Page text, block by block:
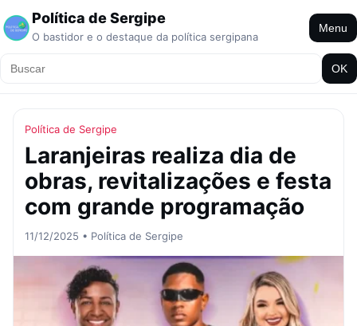
Política de Sergipe
O bastidor e o destaque da política sergipana
Menu
OK
Política de Sergipe
Laranjeiras realiza dia de
obras, revitalizações e festa
com grande programação
11/12/2025 • Política de Sergipe